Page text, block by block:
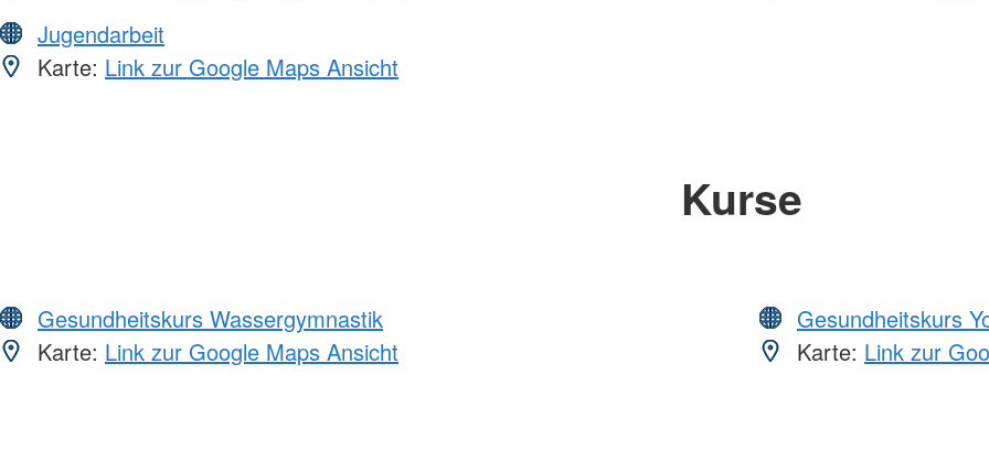
Jugendarbeit
Karte: Link zur Google Maps Ansicht
Kurse
Gesundheitskurs Wassergymnastik
Karte: Link zur Google Maps Ansicht
Gesundheitskurs
Karte: Link zur